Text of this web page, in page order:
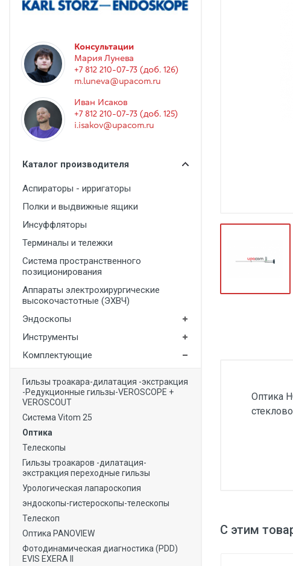
Хирургия
Эндоскопия
Функциональная диагностика
Урология
Дезинфекция и стерилизация
Расходные материалы
Оториноларингология
Вспомогательное оборудование
Ветеринария
Стоматологическое оборудование
Лабораторное оборудование
Оборудование для скорой помощи
Медицинские мониторы
Ортопедические товары
Консультации
Мария Лунева
+7 812 210-07-73 (доб. 126)
m.luneva@upacom.ru
Иван Исаков
+7 812 210-07-73 (доб. 125)
i.isakov@upacom.ru
Каталог производителя
Аспираторы - ирригаторы
Полки и выдвижные ящики
Инсуффляторы
Терминалы и тележки
Система пространственного
позиционирования
Аппараты электрохирургические
высокочастотные (ЭХВЧ)
Эндоскопы
Инструменты
Комплектующие
Гильзы троакара-дилатация -экстракция
-Редукционные гильзы-VEROSCOPE +
VEROSCOUT
Система Vitom 25
Оптика
Телескопы
Гильзы троакаров -дилатация-
экстракция переходные гильзы
Урологическая лапароскопия
эндоскопы-гистероскопы-телескопы
Телескоп
Оптика PANOVIEW
Фотодинамическая диагностика (PDD)
EVIS EXERA II
Оптика
С этим